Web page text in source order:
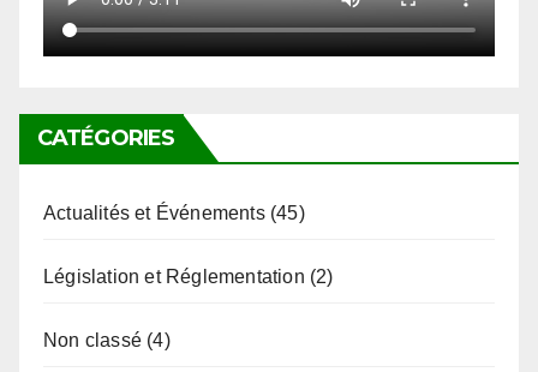
CATÉGORIES